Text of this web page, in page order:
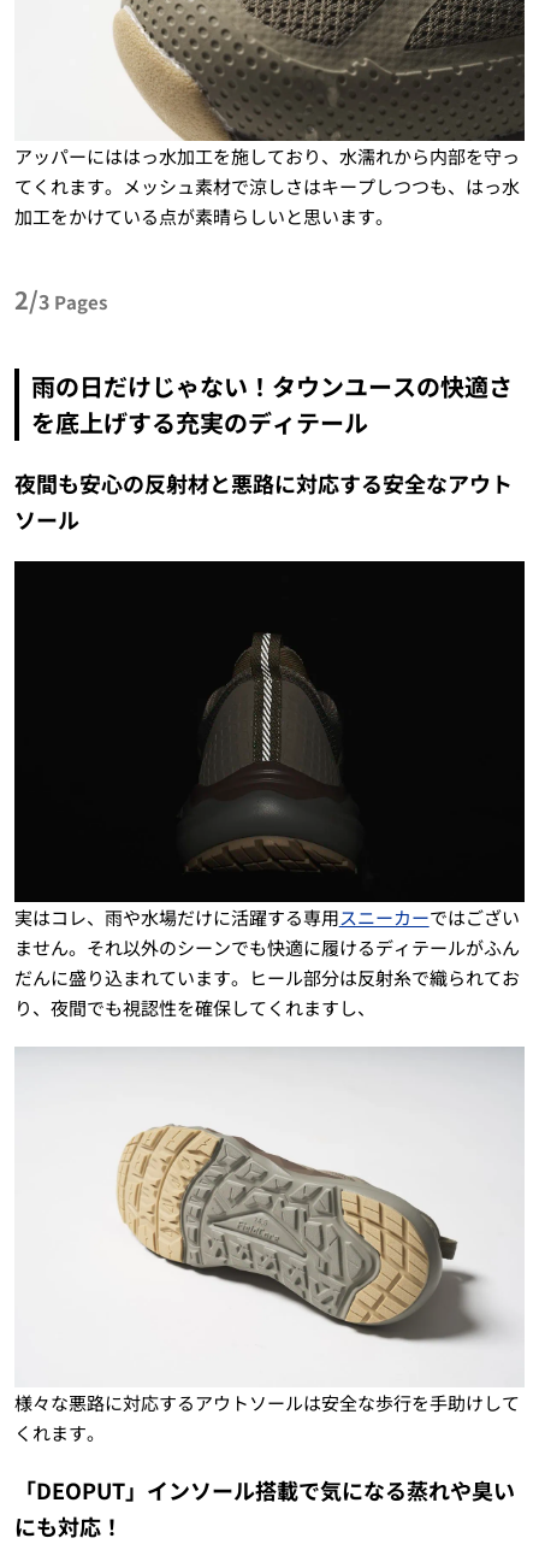
アッパーにははっ水加工を施しており、水濡れから内部を守っ
てくれます。メッシュ素材で涼しさはキープしつつも、はっ水
加工をかけている点が素晴らしいと思います。
2/3 Pages
雨の日だけじゃない！タウンユースの快適さ
を底上げする充実のディテール
夜間も安心の反射材と悪路に対応する安全なアウト
ソール
実はコレ、雨や水場だけに活躍する専用スニーカーではござい
ません。それ以外のシーンでも快適に履けるディテールがふん
だんに盛り込まれています。ヒール部分は反射糸で織られてお
り、夜間でも視認性を確保してくれますし、
様々な悪路に対応するアウトソールは安全な歩行を手助けして
くれます。
「DEOPUT」インソール搭載で気になる蒸れや臭い
にも対応！